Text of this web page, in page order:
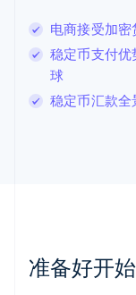
电商接受加
稳定币支付
球
稳定币汇款
准备好开
DeutschEnglish
卢森堡
Français
罗马尼亚
English
挪威